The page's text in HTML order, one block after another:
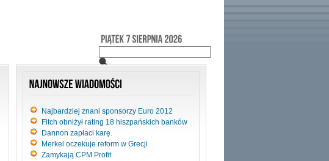
Najbardziej znani sponsorzy Euro 2012
Fitch obniżył rating 18 hiszpańskich banków
Dannon zapłaci karę.
Merkel oczekuje reform w Grecji
Zamykają CPM Profit